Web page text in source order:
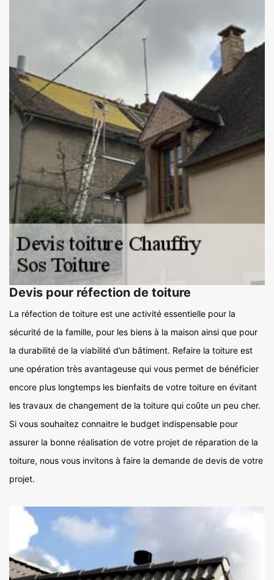
Devis pour réfection de toiture
La réfection de toiture est une activité essentielle pour la
sécurité de la famille, pour les biens à la maison ainsi que pour
la durabilité de la viabilité d’un bâtiment. Refaire la toiture est
une opération très avantageuse qui vous permet de bénéficier
encore plus longtemps les bienfaits de votre toiture en évitant
les travaux de changement de la toiture qui coûte un peu cher.
Si vous souhaitez connaitre le budget indispensable pour
assurer la bonne réalisation de votre projet de réparation de la
toiture, nous vous invitons à faire la demande de devis de votre
projet.